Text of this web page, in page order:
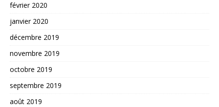
février 2020
janvier 2020
décembre 2019
novembre 2019
octobre 2019
septembre 2019
août 2019